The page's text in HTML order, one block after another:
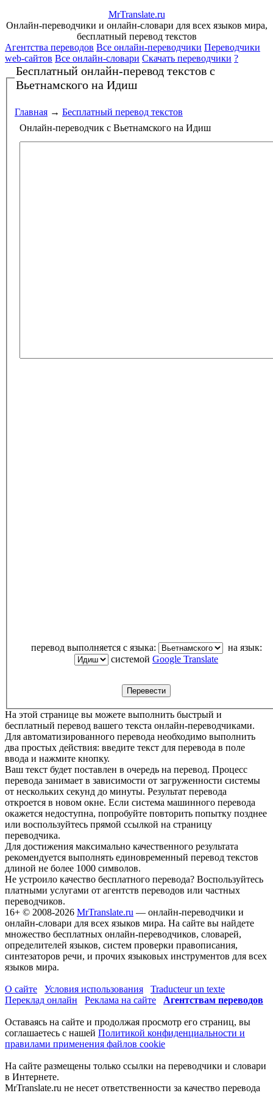
MrTranslate.ru
Онлайн-переводчики и онлайн-словари для всех языков мира,
бесплатный перевод текстов
Агентства переводов Все онлайн-переводчики Переводчики
web-сайтов Все онлайн-словари Скачать переводчики ?
Бесплатный онлайн-перевод текстов с
Вьетнамского на Идиш
Главная → Бесплатный перевод текстов
Онлайн-переводчик с Вьетнамского на Идиш
перевод выполняется с языка:
системой Google Translate
На этой странице вы можете выполнить быстрый и
бесплатный перевод вашего текста онлайн-переводчиками.
Для автоматизированного перевода необходимо выполнить
два простых действия: введите текст для перевода в поле
ввода и нажмите кнопку.
Ваш текст будет поставлен в очередь на перевод. Процесс
перевода занимает в зависимости от загруженности системы
от нескольких секунд до минуты. Результат перевода
откроется в новом окне. Если система машинного перевода
окажется недоступна, попробуйте повторить попытку позднее
или воспользуйтесь прямой ссылкой на страницу
переводчика.
Для достижения максимально качественного результата
рекомендуется выполнять единовременный перевод текстов
длиной не более 1000 символов.
Не устроило качество бесплатного перевода? Воспользуйтесь
платными услугами от агентств переводов или частных
переводчиков.
16+ © 2008-2026 MrTranslate.ru — онлайн-переводчики и
онлайн-словари для всех языков мира. На сайте вы найдете
множество бесплатных онлайн-переводчиков, словарей,
определителей языков, систем проверки правописания,
синтезаторов речи, и прочих языковых инструментов для всех
языков мира.
О сайте Условия использования
Traducteur un texte
Переклад онлайн
Реклама на сайте Агентствам переводов
Оставаясь на сайте и продолжая просмотр его страниц, вы
соглашаетесь с нашей Политикой конфиденциальности и
правилами применения файлов cookie
На сайте размещены только ссылки на переводчики и словари
в Интернете.
MrTranslate.ru не несет ответственности за качество перевода